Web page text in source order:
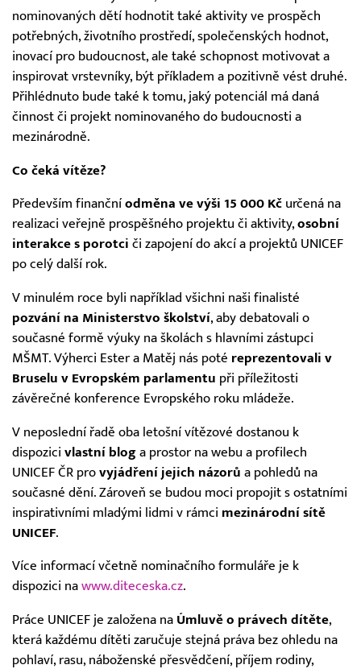
nominovaných dětí hodnotit také aktivity ve prospěch
potřebných, životního prostředí, společenských hodnot,
inovací pro budoucnost, ale také schopnost motivovat a
inspirovat vrstevníky, být příkladem a pozitivně vést druhé.
Přihlédnuto bude také k tomu, jaký potenciál má daná
činnost či projekt nominovaného do budoucnosti a
mezinárodně.
Co čeká vítěze?
Především finanční odměna ve výši 15 000 Kč určená na
realizaci veřejně prospěšného projektu či aktivity, osobní
interakce s porotci či zapojení do akcí a projektů UNICEF
po celý další rok.
V minulém roce byli například všichni naši finalisté
pozvání na Ministerstvo školství, aby debatovali o
současné formě výuky na školách s hlavními zástupci
MŠMT. Výherci Ester a Matěj nás poté reprezentovali v
Bruselu v Evropském parlamentu při příležitosti
závěrečné konference Evropského roku mládeže.
V neposlední řadě oba letošní vítězové dostanou k
dispozici vlastní blog a prostor na webu a profilech
UNICEF ČR pro vyjádření jejich názorů a pohledů na
současné dění. Zároveň se budou moci propojit s ostatními
inspirativními mladými lidmi v rámci mezinárodní sítě
UNICEF.
Více informací včetně nominačního formuláře je k
dispozici na www.diteceska.cz.
Práce UNICEF je založena na Úmluvě o právech dítěte,
která každému dítěti zaručuje stejná práva bez ohledu na
pohlaví, rasu, náboženské přesvědčení, příjem rodiny,